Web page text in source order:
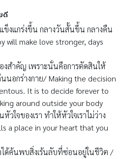
ดี
ข็งแกร่งขึ้น กลางวันสั้นขึ้น กลางคืน
will make love stronger, days
องสำคัญ เพราะนั่นคือการตัดสินให้
นนอกร่างกาย/ Making the decision
It is to decide forever to
around outside your body
วใจของเรา ทำให้หัวใจเราไม่ว่าง
a place in your heart that you
ได้ค้นพบสิ่งเร้นลับที่ซ่อนอยู่ในชีวิต /